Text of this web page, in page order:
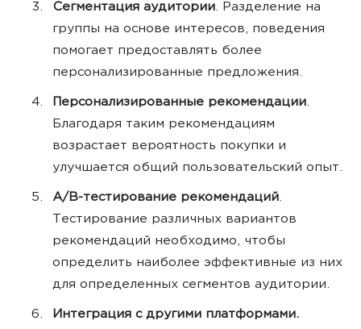
Сегментация аудитории. Разделение на
группы на основе интересов, поведения
помогает предоставлять более
персонализированные предложения.
Персонализированные рекомендации.
Благодаря таким рекомендациям
возрастает вероятность покупки и
улучшается общий пользовательский опыт.
A/B-тестирование рекомендаций.
Тестирование различных вариантов
рекомендаций необходимо, чтобы
определить наиболее эффективные из них
для определенных сегментов аудитории.
Интеграция с другими платформами.